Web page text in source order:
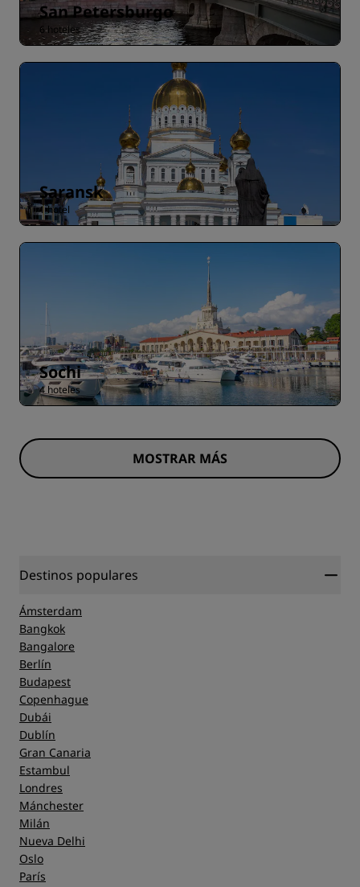
San Petersburgo
6 hoteles
Saransk
1 hotel
Sochi
4 hoteles
MOSTRAR MÁS
Destinos populares
Ámsterdam
Bangkok
Bangalore
Berlín
Budapest
Copenhague
Dubái
Dublín
Gran Canaria
Estambul
Londres
Mánchester
Milán
Nueva Delhi
Oslo
París